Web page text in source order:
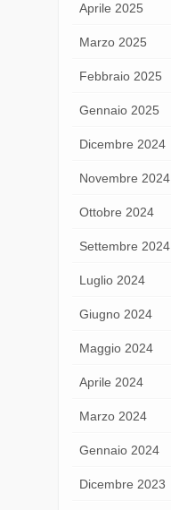
Aprile 2025
Marzo 2025
Febbraio 2025
Gennaio 2025
Dicembre 2024
Novembre 2024
Ottobre 2024
Settembre 2024
Luglio 2024
Giugno 2024
Maggio 2024
Aprile 2024
Marzo 2024
Gennaio 2024
Dicembre 2023